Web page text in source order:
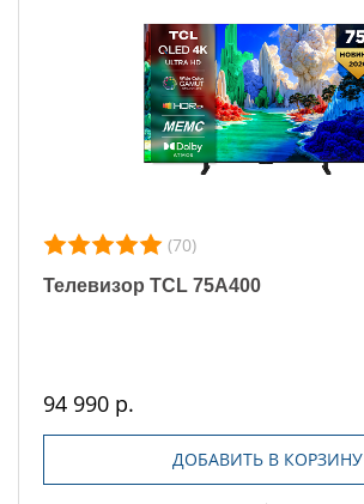
(70)
Телевизор TCL 75A400
94 990 р.
ДОБАВИТЬ В КОРЗИНУ